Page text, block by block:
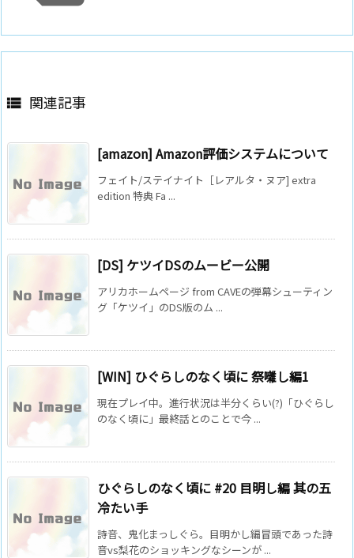
 関連記事
[amazon] Amazon評価システムについて
フェイト/ステイナイト［レアルタ・ヌア] extra
edition 特典 Fa ...
[DS] ケツイDSのムービー公開
アリカホームページ from CAVEの弾幕シューティン
グ「ケツイ」のDS版のム ...
[WIN] ひぐらしのなく頃に 祭囃し編1
現在プレイ中。進行状況は半分くらい(?)「ひぐらし
のなく頃に」最終話とのことで今 ...
ひぐらしのなく頃に #20 目明し編 其の五
冷たい手
詩音、鬼化まっしぐら。目明かし編冒頭であった詩
音vs梨花のショッキングなシーンが ...